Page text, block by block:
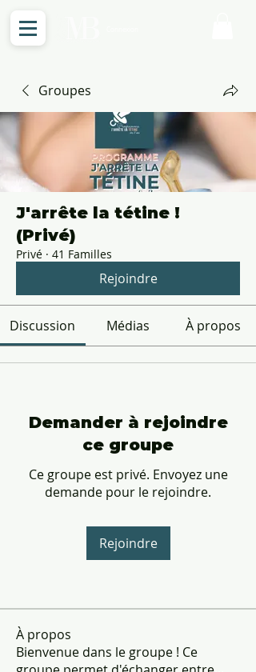
Groupes
J'arrête la tétine !
(Privé)
Privé · 41 Familles
Rejoindre
Discussion Médias À propos
Demander à rejoindre
ce groupe
Ce groupe est privé. Envoyez une
demande pour le rejoindre.
Rejoindre
À propos
Bienvenue dans le groupe ! Ce